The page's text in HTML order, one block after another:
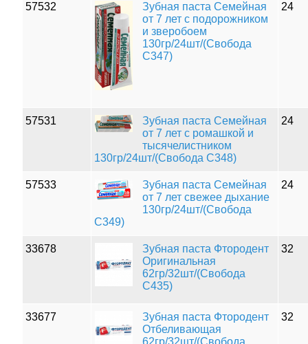
57532
Зубная паста Семейная
от 7 лет с подорожником
и зверобоем
130гр/24шт/(Свобода
С347)
24
57531
Зубная паста Семейная
от 7 лет с ромашкой и
тысячелистником
130гр/24шт/(Свобода С348)
24
57533
Зубная паста Семейная
от 7 лет свежее дыхание
130гр/24шт/(Свобода
С349)
24
33678
Зубная паста Фтородент
Оригинальная
62гр/32шт/(Свобода
С435)
32
33677
Зубная паста Фтородент
Отбеливающая
62гр/32шт/(Свобода
32